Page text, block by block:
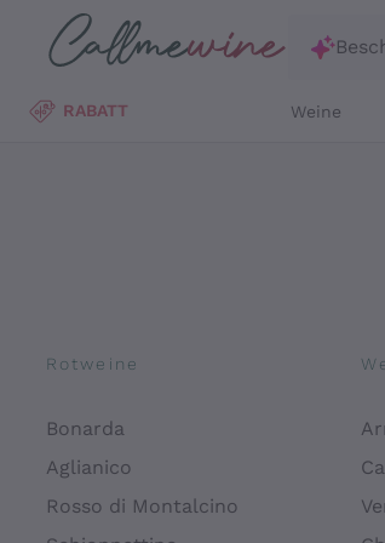
Zum Hauptinhalt springen
RABATT Weine
Rotweine
Bonarda
Aglianico
Rosso di Montalcino